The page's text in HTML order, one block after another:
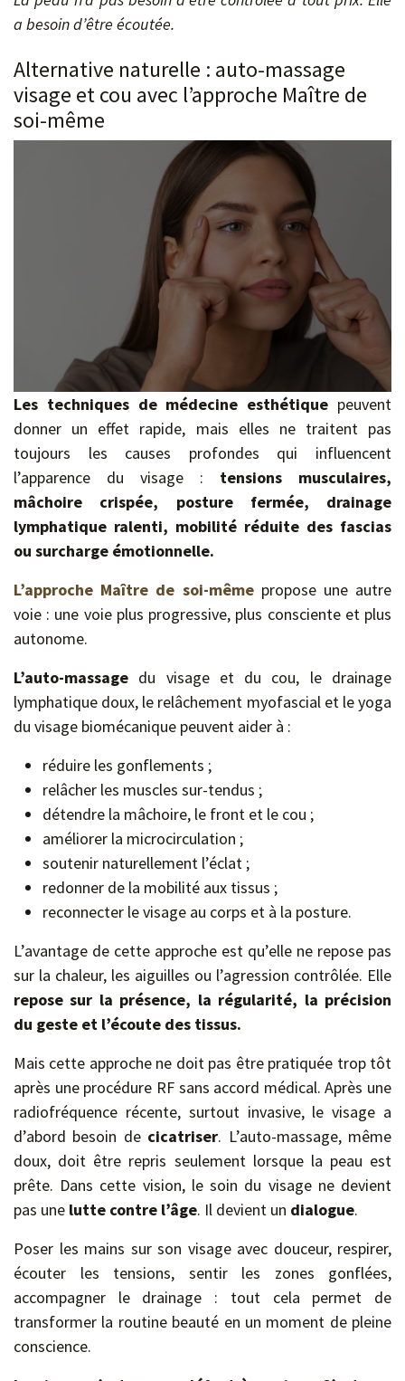
a besoin d’être écoutée.
Alternative naturelle : auto-massage
visage et cou avec l’approche Maître de
soi-même
Les techniques de médecine esthétique peuvent
donner un effet rapide, mais elles ne traitent pas
toujours les causes profondes qui influencent
l’apparence du visage : tensions musculaires,
mâchoire crispée, posture fermée, drainage
lymphatique ralenti, mobilité réduite des fascias
ou surcharge émotionnelle.
L’approche Maître de soi-même propose une autre
voie : une voie plus progressive, plus consciente et plus
autonome.
L’auto-massage du visage et du cou, le drainage
lymphatique doux, le relâchement myofascial et le yoga
du visage biomécanique peuvent aider à :
réduire les gonflements ;
relâcher les muscles sur-tendus ;
détendre la mâchoire, le front et le cou ;
améliorer la microcirculation ;
soutenir naturellement l’éclat ;
redonner de la mobilité aux tissus ;
reconnecter le visage au corps et à la posture.
L’avantage de cette approche est qu’elle ne repose pas
sur la chaleur, les aiguilles ou l’agression contrôlée. Elle
repose sur la présence, la régularité, la précision
du geste et l’écoute des tissus.
Mais cette approche ne doit pas être pratiquée trop tôt
après une procédure RF sans accord médical. Après une
radiofréquence récente, surtout invasive, le visage a
d’abord besoin de cicatriser. L’auto-massage, même
doux, doit être repris seulement lorsque la peau est
prête. Dans cette vision, le soin du visage ne devient
pas une lutte contre l’âge. Il devient un dialogue.
Poser les mains sur son visage avec douceur, respirer,
écouter les tensions, sentir les zones gonflées,
accompagner le drainage : tout cela permet de
transformer la routine beauté en un moment de pleine
conscience.